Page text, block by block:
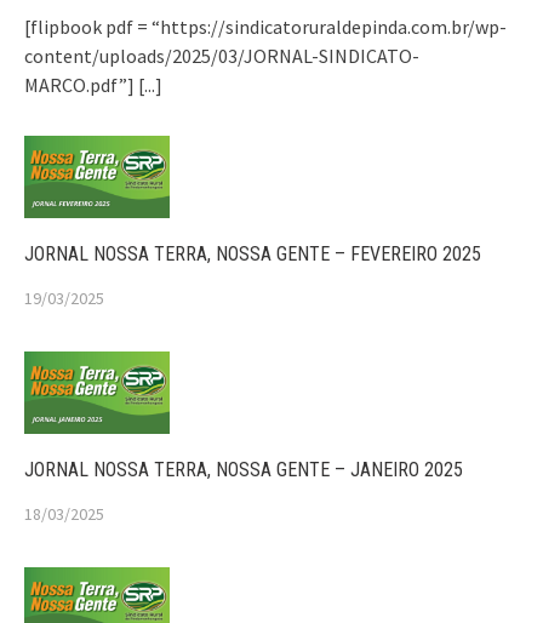
[flipbook pdf = “https://sindicatoruraldepinda.com.br/wp-
content/uploads/2025/03/JORNAL-SINDICATO-
MARCO.pdf”] [...]
JORNAL NOSSA TERRA, NOSSA GENTE – FEVEREIRO 2025
19/03/2025
JORNAL NOSSA TERRA, NOSSA GENTE – JANEIRO 2025
18/03/2025